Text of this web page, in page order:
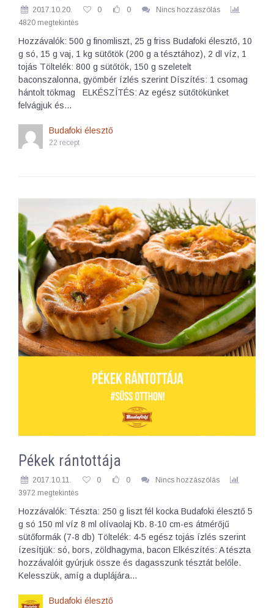
2017.10.20. 0 0
Nincs hozzászólás
4820 megtekintés
Hozzávalók: 500 g finomliszt, 25 g friss Budafoki élesztő, 10
g só, 15 g vaj, 1 kg sütőtök (200 g a tésztához), 2 dl víz, 1
tojás Töltelék: 800 g sütőtök, 150 g szeletelt
baconszalonna, gyömbér ízlés szerint Díszítés: 1 csomag
hántolt tökmag ELKÉSZÍTÉS: Az egész sütőtökünket
felvágjuk és…
Budafoki élesztő
22 recept
Pékek rántottája
2017.10.11. 0 0
Nincs hozzászólás
3972 megtekintés
Hozzávalók: Tészta: 250 g liszt fél kocka Budafoki élesztő 5
g só 150 ml víz 8 ml olívaolaj Kb. 8-10 cm-es átmérőjű
sütőformák (7-8 db) Töltelék: 4-5 egész tojás ízlés szerint
ízesítjük: só, bors, zöldhagyma, bacon Elkészítés: A tészta
hozzávalóit gyúrjuk össze és dagasszunk tésztát belőle.
Kelesszük, amíg a duplájára…
Budafoki élesztő